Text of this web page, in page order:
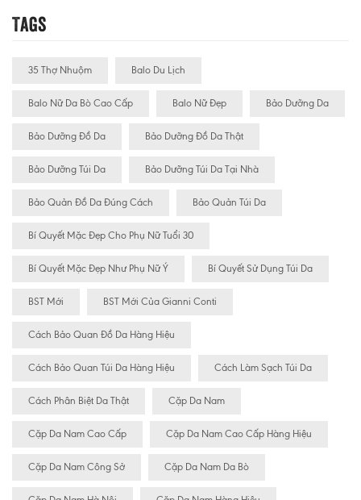
Tags
35 Thợ Nhuộm Balo Du Lịch
Balo Nữ Da Bò Cao Cấp Balo Nữ Đẹp Bảo Dưỡng Da
Bảo Dưỡng Đồ Da Bảo Dưỡng Đồ Da Thật
Bảo Dưỡng Túi Da Bảo Dưỡng Túi Da Tại Nhà
Bảo Quản Đồ Da Đúng Cách Bảo Quản Túi Da
Bí Quyết Mặc Đẹp Cho Phụ Nữ Tuổi 30
Bí Quyết Mặc Đẹp Như Phụ Nữ Ý Bí Quyết Sử Dụng Túi Da
BST Mới BST Mới Của Gianni Conti
Cách Bảo Quan Đồ Da Hàng Hiệu
Cách Bảo Quan Túi Da Hàng Hiệu Cách Làm Sạch Túi Da
Cách Phân Biệt Da Thật Cặp Da Nam
Cặp Da Nam Cao Cấp Cặp Da Nam Cao Cấp Hàng Hiệu
Cặp Da Nam Công Sở Cặp Da Nam Da Bò